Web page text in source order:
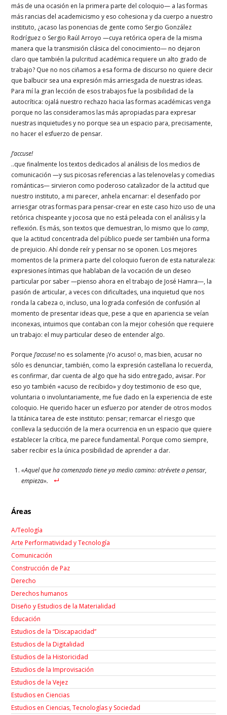
más de una ocasión en la primera parte del coloquio— a las formas
más rancias del academicismo y eso cohesiona y da cuerpo a nuestro
instituto, ¿acaso las ponencias de gente como Sergio González
Rodríguez o Sergio Raúl Arroyo —cuya retórica opera de la misma
manera que la transmisión clásica del conocimiento— no dejaron
claro que también la pulcritud académica requiere un alto grado de
trabajo? Que no nos ciñamos a esa forma de discurso no quiere decir
que balbucir sea una expresión más arriesgada de nuestras ideas.
Para mí la gran lección de esos trabajos fue la posibilidad de la
autocrítica: ojalá nuestro rechazo hacia las formas académicas venga
porque no las consideramos las más apropiadas para expresar
nuestras inquietudes y no porque sea un espacio para, precisamente,
no hacer el esfuerzo de pensar.
J’accuse!
..que finalmente los textos dedicados al análisis de los medios de
comunicación —y sus picosas referencias a las telenovelas y comedias
románticas— sirvieron como poderoso catalizador de la actitud que
nuestro instituto, a mi parecer, anhela encarnar: el desenfado por
arriesgar otras formas para pensar-crear en este caso hizo uso de una
retórica chispeante y jocosa que no está peleada con el análisis y la
reflexión. Es más, son textos que demuestran, lo mismo que locamp,
que la actitud concentrada del público puede ser también una forma
de prejuicio. Ahí donde reír y pensar no se oponen. Los mejores
momentos de la primera parte del coloquio fueron de esta naturaleza:
expresiones íntimas que hablaban de la vocación de un deseo
particular por saber —pienso ahora en el trabajo de José Hamra—, la
pasión de articular, a veces con dificultades, una inquietud que nos
ronda la cabeza o, incluso, una lograda confesión de confusión al
momento de presentar ideas que, pese a que en apariencia se veían
inconexas, intuimos que contaban con la mejor cohesión que requiere
un trabajo: el muy particular deseo de entender algo.
PorqueJ’accuse!no es solamente ¡Yo acuso! o, mas bien, acusar no
sólo es denunciar, también, como la expresión castellana lo recuerda,
es confirmar, dar cuenta de algo que ha sido entregado, avisar. Por
eso yo también «acuso de recibido» y doy testimonio de eso que,
voluntaria o involuntariamente, me fue dado en la experiencia de este
coloquio. He querido hacer un esfuerzo por atender de otros modos
la titánica tarea de este instituto: pensar; remarcar el riesgo que
conlleva la seducción de la mera ocurrencia en un espacio que quiere
establecer la crítica, me parece fundamental. Porque como siempre,
saber recibir es la única posibilidad de aprender a dar.
«Aquel que ha comenzado tiene ya medio camino: atrévete a pensar,
empieza».
Áreas
A/Teología
Arte Performatividad y Tecnología
Comunicación
Construcción de Paz
Derecho
Derechos humanos
Diseño y Estudios de la Materialidad
Educación
Estudios de la “Discapacidad”
Estudios de la Digitalidad
Estudios de la Historicidad
Estudios de la Improvisación
Estudios de la Vejez
Estudios en Ciencias
Estudios en Ciencias, Tecnologías y Sociedad